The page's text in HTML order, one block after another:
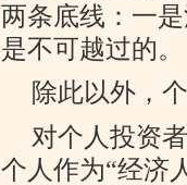
两条底线：一
是不可越过的。
除此以外，
对个人投资
个人作为“经济